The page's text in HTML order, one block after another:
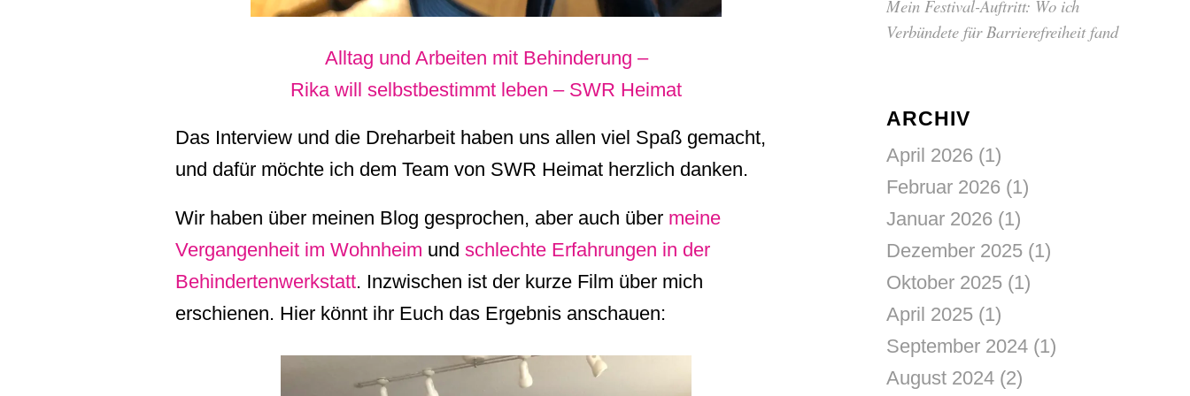
Alltag und Arbeiten mit Behinderung –
Rika will selbstbestimmt leben – SWR Heimat
Das Interview und die Dreharbeit haben uns allen viel Spaß gemacht,
und dafür möchte ich dem Team von SWR Heimat herzlich danken.
Wir haben über meinen Blog gesprochen, aber auch über meine
Vergangenheit im Wohnheim und schlechte Erfahrungen in der
Behindertenwerkstatt. Inzwischen ist der kurze Film über mich
erschienen. Hier könnt ihr Euch das Ergebnis anschauen:
Mein Festival-Auftritt: Wo ich
Verbündete für Barrierefreiheit fand
ARCHIV
April 2026 (1)
Februar 2026 (1)
Januar 2026 (1)
Dezember 2025 (1)
Oktober 2025 (1)
April 2025 (1)
September 2024 (1)
August 2024 (2)